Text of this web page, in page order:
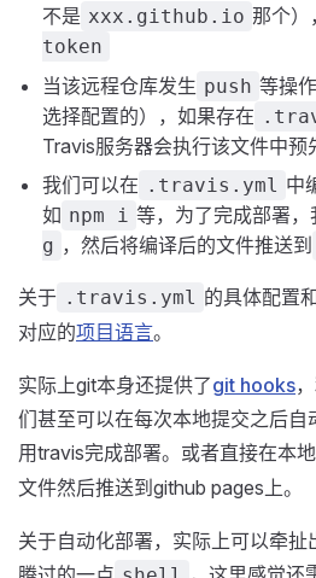
不是 xxx.github.io 那个）
token
当该远程仓库发生 push 等操
选择配置的），如果存在
Travis服务器会执行该文件中预
我们可以在 .travis.yml 中
如 npm i 等，为了完成部署
g ，然后将编译后的文件推送到
关于 .travis.yml 的具体配置
对应的项目语言。
实际上git本身还提供了git hooks
们甚至可以在每次本地提交之后自
用travis完成部署。或者直接在本
文件然后推送到github pages上。
关于自动化部署，实际上可以牵